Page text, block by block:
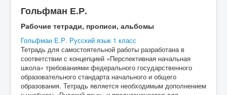
Гольфман Е.Р.
Рабочие тетради, прописи, альбомы
Гольфман Е.Р. Русский язык 1 класс
Тетрадь для самостоятельной работы разработана в
соответствии с концепцией «Перспективная начальная
школа» требованиями федерального государственного
образовательного стандарта начального и общего
образования. Тетрадь является необходимым дополнением